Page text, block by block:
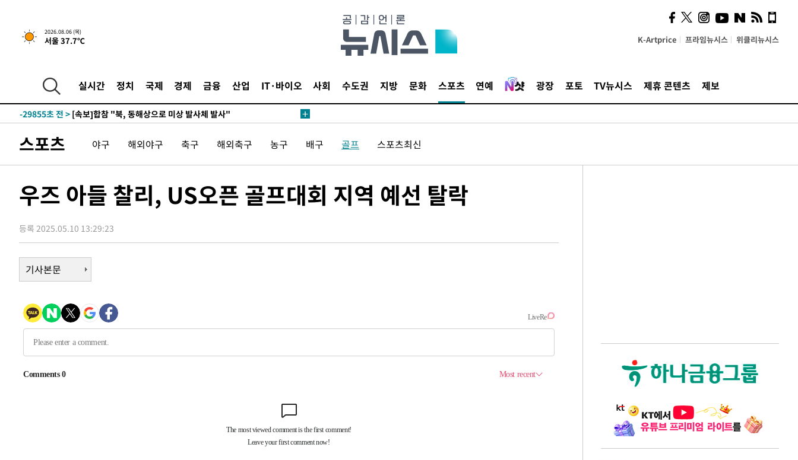
2026.08.06 (목)
서울 37.7℃ K-Artprice 프라임뉴시스 위클리뉴시스
실시간 정치 국제 경제 금융 산업 IT·바이오 사회 수도권 지방 문화 스포츠 연예 광장 포토 TV뉴시스 제휴 콘텐츠 제보
-6068초 전 >[속보]경찰, '홍명보 선임 논란' 대한축구협회·축구회관 등 압수수색
-32271초 전 > [속보]합참 "北 발사체는 단거리탄도미사일…감시·경계태세 강
-30449초 전 >
[속보] SKT, 에이닷 서비스 장애 발생…"원인 파악 중"
-29855초 전 >
-29251초 전 > '낮 최고 39도' 불볕더위…한밤 열대야도 계속[내일날씨]
-28872초 전 >
"韓 외환시장 개입 관측 배경엔 美의 대한국 무역적자 있어"
-28699초 전 >'월드컵 탈락 후폭풍' 축구협회…초유의 압수수색에 '충격·당황'
-28101초 전 >[속보]종합특검, 대검 추가 압수수색…내란 중요임무종사 혐의
-24126초 전 >[속보]코스피, 301.88포인트(4.58%) 내린 6296.38 마감
-23991초 전 >[속보]원·달러 환율, 0.7원 내린 1423.8원 마감
-21590초 전 >
-18635초 전 >손흥민, 5경기 연속골 실패…LAFC는 승부차기 끝 과달라하라 격파
-10873초 전 >트럼프, 한국계 진보 주지사 후보 맹공…"공산주의가 최대 위협"
-10851초 전 >"美간섭에 합의 지연"…트럼프, '이란 호르무즈 통제권' 수용할까
-7371초 전 >[속보]산업장관 "李정부, 원전 반대 안해…안정 전력 위해 불가피"
-32271초 전 >
[속보]합참 "북, 동해상으로 미상 발사체 발사"
'낮 최고 39도' 불볕더위…한밤 열대야도 계속[내일날씨]
스포츠 야구 해외야구 축구 해외축구 농구 배구 골프 스포츠최신
우즈 아들 찰리, US오픈 골프대회 지역 예선 탈락
등록 2025.05.10 13:29:23
기사본문